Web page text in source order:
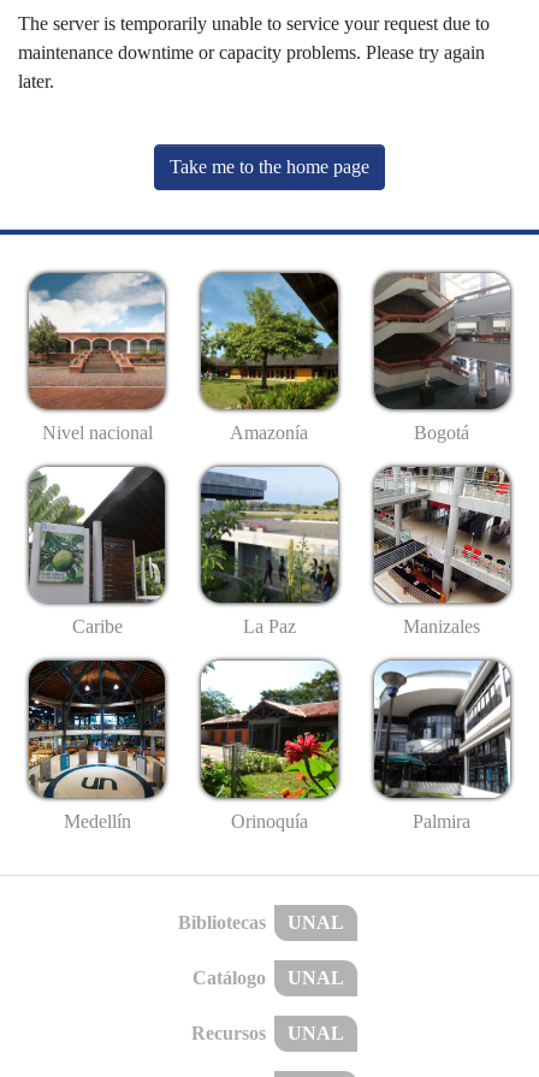
The server is temporarily unable to service your request due to
maintenance downtime or capacity problems. Please try again
later.
Take me to the home page
Nivel nacional Amazonía Bogotá
Caribe La Paz Manizales
Medellín Orinoquía Palmira
Bibliotecas UNAL
Catálogo UNAL
Recursos UNAL